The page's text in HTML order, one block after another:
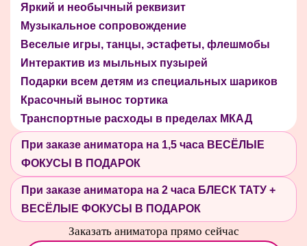
Яркий и необычный реквизит
Музыкальное сопровождение
Веселые игры, танцы, эстафеты, флешмобы
Интерактив из мыльных пузырей
Подарки всем детям из специальных шариков
Красочный вынос тортика
Транспортные расходы в пределах МКАД
При заказе аниматора на 1,5 часа ВЕСЁЛЫЕ
ФОКУСЫ В ПОДАРОК
При заказе аниматора на 2 часа БЛЕСК ТАТУ +
ВЕСЁЛЫЕ ФОКУСЫ В ПОДАРОК
Заказать аниматора прямо сейчас